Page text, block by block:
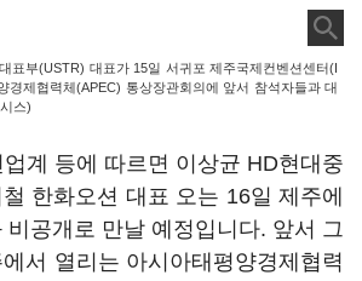
표부(USTR) 대표가 15일 서귀포 제주국제컨벤션센터(I
경제협력체(APEC) 통상장관회의에 앞서 참석자들과 대
스)
계 등에 따르면 이상균 HD현대중
한화오션 대표 오는 16일 제주에
비공개로 만날 예정입니다. 앞서 그
서 열리는 아시아태평양경제협력